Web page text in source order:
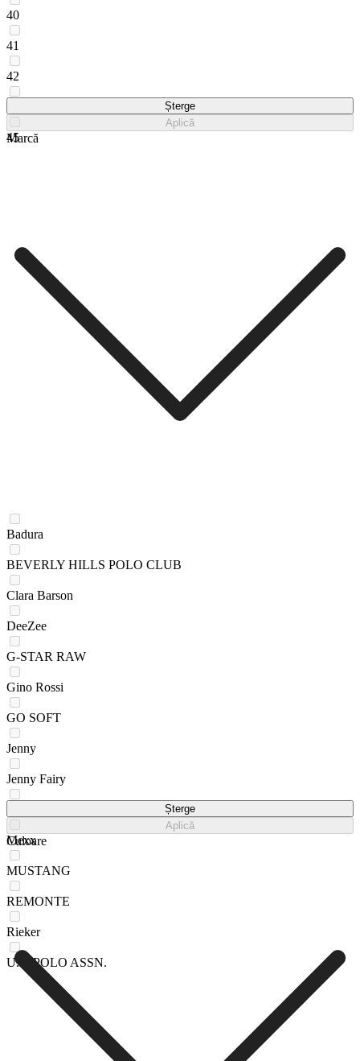
40
41
42
45
Șterge
Aplică
Marcă
Badura
BEVERLY HILLS POLO CLUB
Clara Barson
DeeZee
G-STAR RAW
Gino Rossi
GO SOFT
Jenny
Jenny Fairy
Mexx
MUSTANG
REMONTE
Rieker
U.S. POLO ASSN.
Șterge
Aplică
Culoare